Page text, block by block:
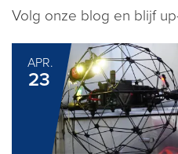
Volg onze blog en blijf
APR.
23